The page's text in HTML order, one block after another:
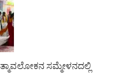
ಸಮ್ಮೇಳನದಲ್ಲಿ